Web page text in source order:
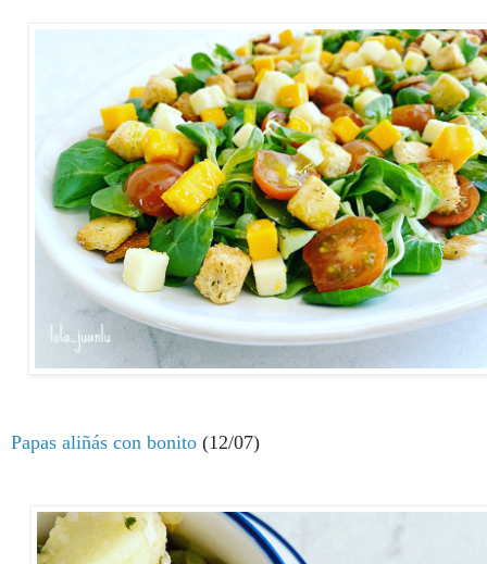
Papas aliñás con bonito (12/07)